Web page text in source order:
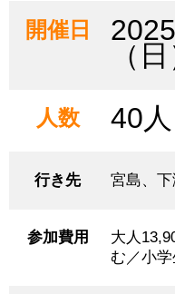
開催日
（日
人数 40人
行き先 宮島、
参加費用
大人
む／小学